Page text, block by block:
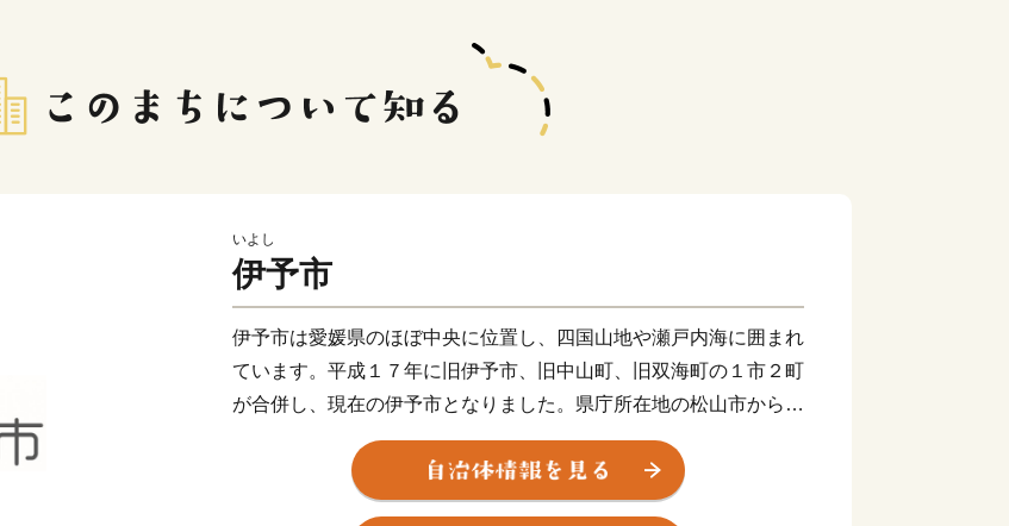
いよし
伊予市
伊予市は愛媛県のほぼ中央に位置し、四国山地や瀬戸内海に囲まれ
ています。平成１７年に旧伊予市、旧中山町、旧双海町の１市２町
が合併し、現在の伊予市となりました。県庁所在地の松山市からも
近く、松山空港から車で２５分ほど。アクセスも良く住みやすいま